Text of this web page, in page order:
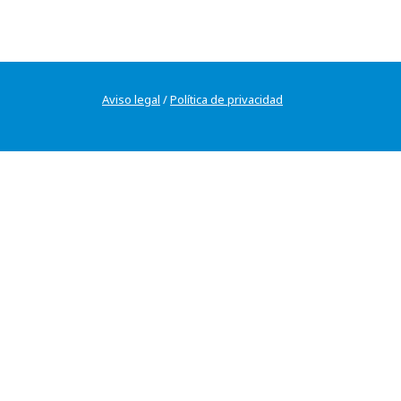
Aviso legal /Política de privacidad